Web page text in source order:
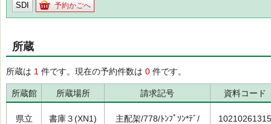
SDI 予約かごへ
所蔵
所蔵は 1 件です。現在の予約件数は 0 件です。
所蔵館 所蔵場所 請求記号 資料コード
県立 書庫３(XN1) 主配架/778/ﾄﾝﾌﾟｿﾝ*ﾃﾞ/ 10210261315